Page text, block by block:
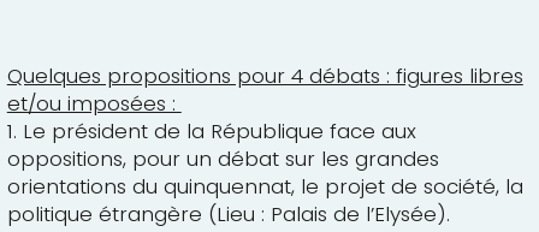
Quelques propositions pour 4 débats : figures libres
et/ou imposées :
1. Le président de la République face aux
oppositions, pour un débat sur les grandes
orientations du quinquennat, le projet de société, la
politique étrangère (Lieu : Palais de l’Elysée).